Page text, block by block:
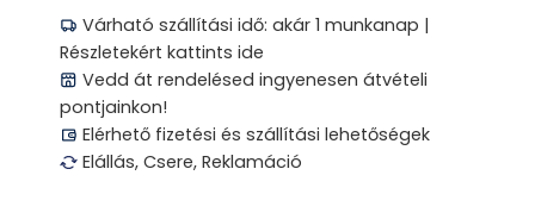
Várható szállítási idő: akár 1 munkanap |
Részletekért kattints ide
Vedd át rendelésed ingyenesen átvételi
pontjainkon!
Elérhető fizetési és szállítási lehetőségek
Elállás, Csere, Reklamáció